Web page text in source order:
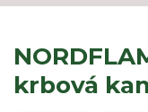
krbová